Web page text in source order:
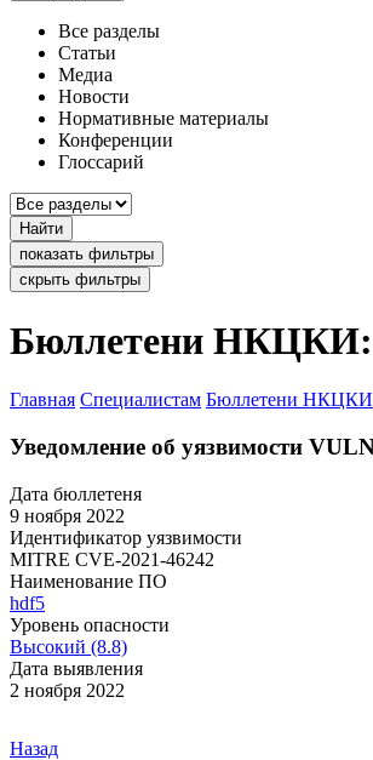
Все разделы
Статьи
Медиа
Новости
Нормативные материалы
Конференции
Глоссарий
Найти
показать фильтры
скрыть фильтры
Бюллетени НКЦКИ:
Главная Специалистам Бюллетени НКЦКИ
Уведомление об уязвимости
Дата бюллетеня
9 ноября 2022
Идентификатор уязвимости
MITRE CVE-2021-46242
Наименование ПО
hdf5
Уровень опасности
Высокий (8.8)
Дата выявления
2 ноября 2022
Назад